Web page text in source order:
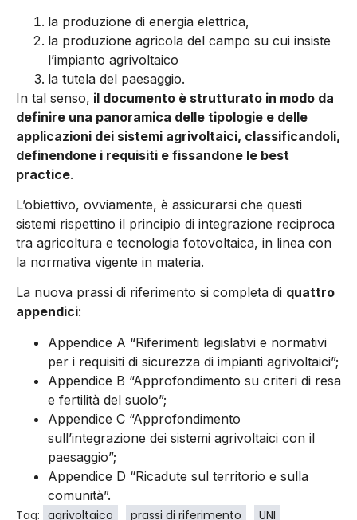
la produzione di energia elettrica,
la produzione agricola del campo su cui insiste
l’impianto agrivoltaico
la tutela del paesaggio.
In tal senso, il documento è strutturato in modo da
definire una panoramica delle tipologie e delle
applicazioni dei sistemi agrivoltaici, classificandoli,
definendone i requisiti e fissandone le best
practice.
L’obiettivo, ovviamente, è assicurarsi che questi
sistemi rispettino il principio di integrazione reciproca
tra agricoltura e tecnologia fotovoltaica, in linea con
la normativa vigente in materia.
La nuova prassi di riferimento si completa di quattro
appendici:
Appendice A “Riferimenti legislativi e normativi
per i requisiti di sicurezza di impianti agrivoltaici”;
Appendice B “Approfondimento su criteri di resa
e fertilità del suolo”;
Appendice C “Approfondimento
sull’integrazione dei sistemi agrivoltaici con il
paesaggio”;
Appendice D “Ricadute sul territorio e sulla
comunità”.
Tag: agrivoltaico prassi di riferimento UNI